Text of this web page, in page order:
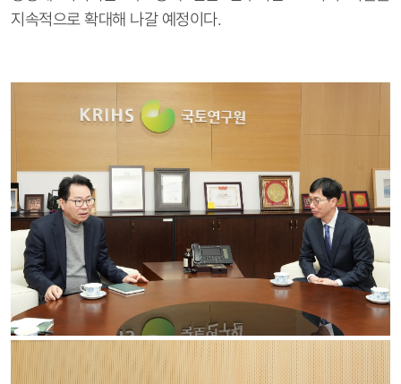
지속적으로 확대해 나갈 예정이다.